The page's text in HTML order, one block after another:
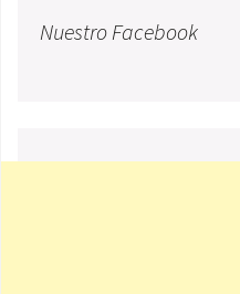
Nuestro Facebook